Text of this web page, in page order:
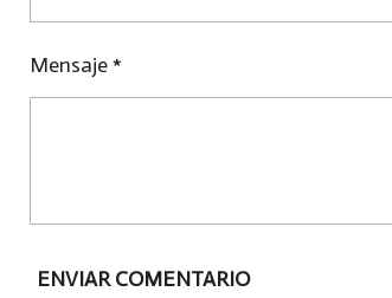
Mensaje *
ENVIAR COMENTARIO